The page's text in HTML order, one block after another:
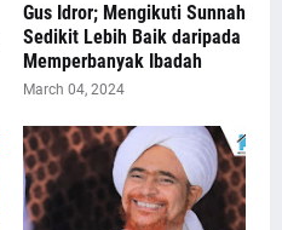
Gus Idror; Mengikuti Sunnah
Sedikit Lebih Baik daripada
Memperbanyak Ibadah
March 04, 2024